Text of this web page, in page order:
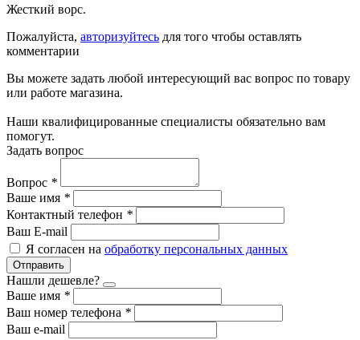
Жесткий ворс.
Пожалуйста, авторизуйтесь для того чтобы оставлять
комментарии
Вы можете задать любой интересующий вас вопрос по товару
или работе магазина.
Наши квалифицированные специалисты обязательно вам
помогут.
Задать вопрос
Вопрос *
Ваше имя *
Контактный телефон *
Ваш E-mail
Я согласен на обработку персональных данных
Отправить
Нашли дешевле?
Ваше имя *
Ваш номер телефона *
Ваш e-mail